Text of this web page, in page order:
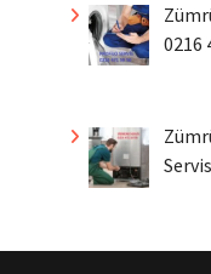
0216